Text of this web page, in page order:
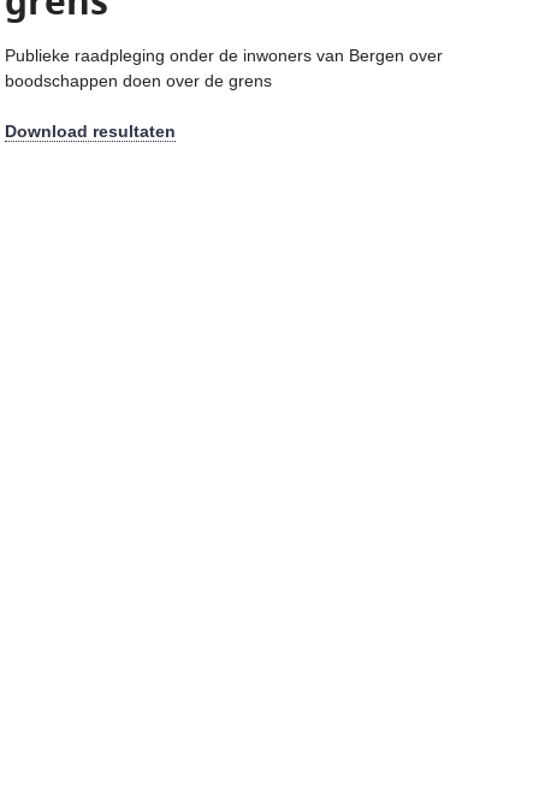
Publieke raadpleging onder de inwoners van Bergen over
boodschappen doen over de grens
Download resultaten